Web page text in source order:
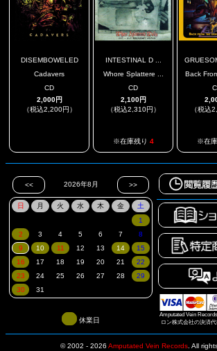
DISEMBOWELED
Cadavers
CD
2,000円
（税込2,200円）
INTESTINAL D ...
Whore Splattere ...
CD
2,100円
（税込2,310円）
※在庫残り 4
Back
（税込
※在
Amputated Vein
ロン株式会社の決済
休業日
© 2002 - 2026 Amputated Vein Records All